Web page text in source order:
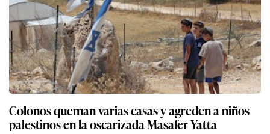
Colonos queman varias casas y agreden a niños
palestinos en la oscarizada Masafer Yatta